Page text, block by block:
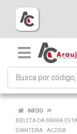
INÍCIO
BIELETA DA BARRA
DIANTEIRA : AC2358